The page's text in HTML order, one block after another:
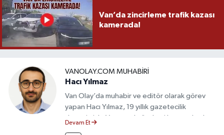
Van’da zincirleme trafik kazası
kamerada!
VANOLAY.COM MUHABIRI
Hacı Yılmaz
Van Olay’da muhabir ve editör olarak görev
yapan Hacı Yılmaz, 19 yıllık gazetecilik
deneyimiyle Van yerel gündemi başta olmak
Devam Et